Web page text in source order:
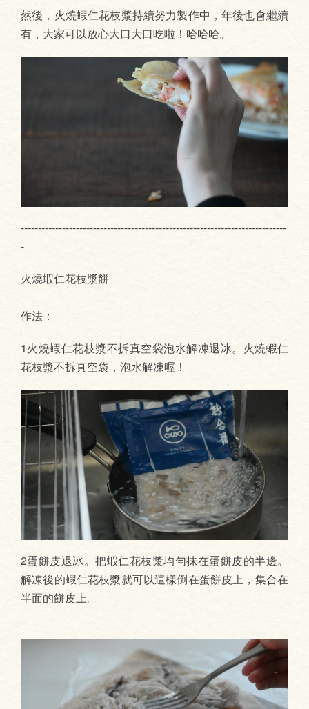
然後，火燒蝦仁花枝漿持續努力製作中，年後也會繼續
有，大家可以放心大口大口吃啦！哈哈哈。
-----------------------------------------------------------------------------
-
火燒蝦仁花枝漿餅
作法：
1火燒蝦仁花枝漿不拆真空袋泡水解凍退冰。火燒蝦仁
花枝漿不拆真空袋，泡水解凍喔！
2蛋餅皮退冰。把蝦仁花枝漿均勻抹在蛋餅皮的半邊。
解凍後的蝦仁花枝漿就可以這樣倒在蛋餅皮上，集合在
半面的餅皮上。